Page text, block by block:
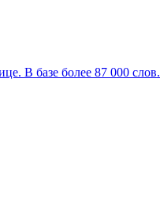
В базе более 87 000 слов.